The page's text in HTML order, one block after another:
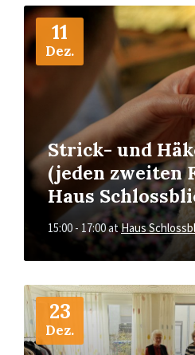
11
Dez.
Strick- und
(jeden zweiten
Haus
15:00 - 17:00atHaus
More
Info
23
Dez.
More
Info